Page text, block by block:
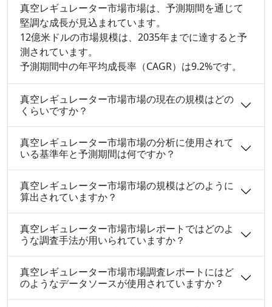
真空レギュレーター市場市場は、予測期間を通じて
堅調な成長が見込まれています。
12億米ドルの市場規模は、2035年までに達すると予
測されています。
予測期間中の年平均成長率（CAGR）は9.2%です。
真空レギュレーター市場市場の現在の規模はどの
くらいですか？
真空レギュレーター市場市場の分析に使用されて
いる基準年と予測期間は何ですか？
真空レギュレーター市場市場の規模はどのように
算出されていますか？
真空レギュレーター市場市場レポートではどのよ
うな調査手法が用いられていますか？
真空レギュレーター市場市場調査レポートにはど
のようなデータソースが使用されていますか？